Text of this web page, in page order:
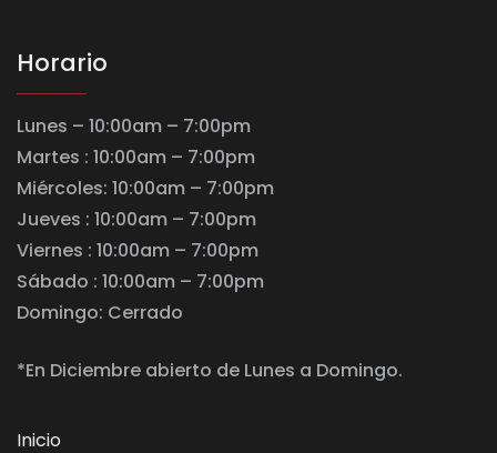
Horario
Lunes – 10:00am – 7:00pm
Martes : 10:00am – 7:00pm
Miércoles: 10:00am – 7:00pm
Jueves : 10:00am – 7:00pm
Viernes : 10:00am – 7:00pm
Sábado : 10:00am – 7:00pm
Domingo: Cerrado
*En Diciembre abierto de Lunes a Domingo.
Inicio